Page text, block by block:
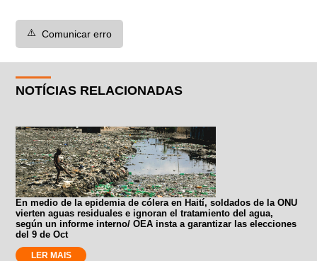
⚠️ Comunicar erro
NOTÍCIAS RELACIONADAS
En medio de la epidemia de cólera en Haití, soldados de la ONU
vierten aguas residuales e ignoran el tratamiento del agua,
según un informe interno/ OEA insta a garantizar las elecciones
del 9 de Oct
LER MAIS